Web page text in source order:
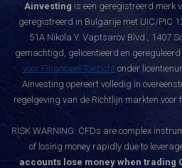
Ainvesting is een geregistreerd merk
geregistreerd in Bulgarije met UIC/PIC
51A Nikola Y. Vaptsarov Blvd., 1407
gemachtigd, gelicentieerd en
voor Financieel Toezicht onder
Ainvesting opereert volledig in
regelgeving van de Richtlijn markten voor
RISK WARNING: CFDs are complex
of losing money rapidly due to
accounts lose money when trading